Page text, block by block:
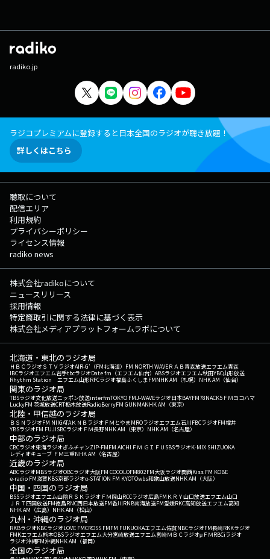
radiko.jp
ラジコプレミアムに登録すると日本全国のラジオが聴き放題！
詳しくはこちら
聴取について
配信エリア
利用規約
プライバシーポリシー
ライセンス情報
radiko news
株式会社radikoについて
ニュースリリース
採用情報
特定商取引に関する法律に基づく表示
株式会社メディアプラットフォームラボについて
北海道・東北のラジオ局
ＨＢＣラジオＳＴＶラジオAIR-G'（FM北海道） FM NORTH WAVEＲＡＢ青森放送エフエム青森
IBCラジオエフエム岩手tbcラジオDate fm（エフエム仙台） ABSラジオエフエム秋田YBC山形放送
Rhythm Station エフエム山形RFCラジオ福島ふくしまFMNHK AM（札幌） NHK AM（仙台）
関東のラジオ局
TBSラジオ文化放送ニッポン放送interfmTOKYO FMJ-WAVEラジオ日本BAYFM78NACK5 ＦＭヨコハマ
LuckyFM 茨城放送CRT栃木放送RadioBerryFM GUNMANHK AM（東京）
北陸・甲信越のラジオ局
ＢＳＮラジオFM NIIGATAＫＮＢラジオ ＦＭとやまMROラジオエフエム石川FBCラジオFM福井
YBSラジオFM FUJISBCラジオ ＦＭ長野NHK AM（東京） NHK AM（名古屋）
中部のラジオ局
CBCラジオ東海ラジオぎふチャンZIP-FMFM AICHI ＦＭ ＧＩＦＵ SBSラジオK-MIX SHIZUOKA
レディオキューブ ＦＭ三重NHK AM（名古屋）
近畿のラジオ局
ABCラジオMBSラジオOBCラジオ大阪FM COCOLOFM802FM大阪ラジオ関西Kiss FM KOBE
e-radio FM滋賀KBS京都ラジオα-STATION FM KYOTOwbs和歌山放送NHK AM（大阪）
中国・四国のラジオ局
BSSラジオエフエム山陰ＲＳＫラジオ ＦＭ岡山RCCラジオ広島FM ＫＲＹ山口放送エフエム山口
ＪＲＴ四国放送FM徳島RNC西日本放送FM香川RNB南海放送FM愛媛RKC高知放送エフエム高知
NHK AM（広島） NHK AM（松山）
九州・沖縄のラジオ局
RKBラジオKBCラジオLOVE FMCROSS FMFM FUKUOKAエフエム佐賀NBCラジオFM長崎RKKラジオ
FMKエフエム熊本OBSラジオエフエム大分宮崎放送エフエム宮崎ＭＢＣラジオμＦＭRBCiラジオ
ラジオ沖縄FM沖縄NHK AM（福岡）
全国のラジオ局